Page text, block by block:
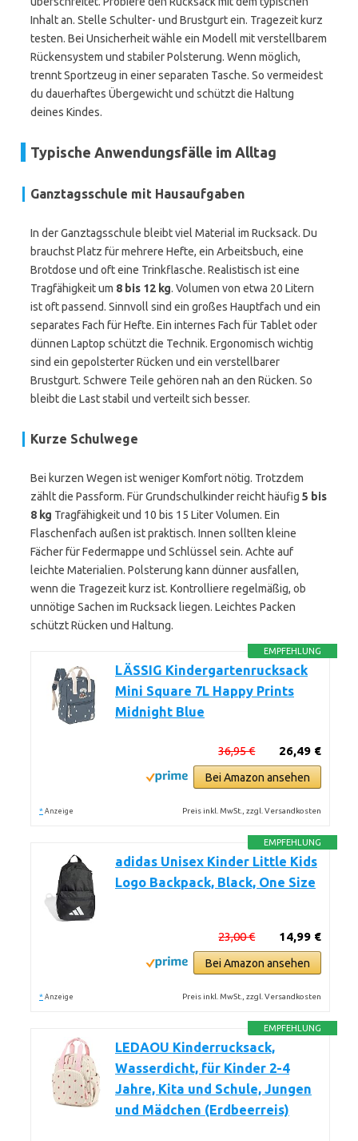
Inhalt an. Stelle Schulter- und Brustgurt ein. Tragezeit kurz
testen. Bei Unsicherheit wähle ein Modell mit verstellbarem
Rückensystem und stabiler Polsterung. Wenn möglich,
trennt Sportzeug in einer separaten Tasche. So vermeidest
du dauerhaftes Übergewicht und schützt die Haltung
deines Kindes.
Typische Anwendungsfälle im Alltag
Ganztagsschule mit Hausaufgaben
In der Ganztagsschule bleibt viel Material im Rucksack. Du
brauchst Platz für mehrere Hefte, ein Arbeitsbuch, eine
Brotdose und oft eine Trinkflasche. Realistisch ist eine
Tragfähigkeit um 8 bis 12 kg. Volumen von etwa 20 Litern
ist oft passend. Sinnvoll sind ein großes Hauptfach und ein
separates Fach für Hefte. Ein internes Fach für Tablet oder
dünnen Laptop schützt die Technik. Ergonomisch wichtig
sind ein gepolsterter Rücken und ein verstellbarer
Brustgurt. Schwere Teile gehören nah an den Rücken. So
bleibt die Last stabil und verteilt sich besser.
Kurze Schulwege
Bei kurzen Wegen ist weniger Komfort nötig. Trotzdem
zählt die Passform. Für Grundschulkinder reicht häufig 5 bis
8 kg Tragfähigkeit und 10 bis 15 Liter Volumen. Ein
Flaschenfach außen ist praktisch. Innen sollten kleine
Fächer für Federmappe und Schlüssel sein. Achte auf
leichte Materialien. Polsterung kann dünner ausfallen,
wenn die Tragezeit kurz ist. Kontrolliere regelmäßig, ob
unnötige Sachen im Rucksack liegen. Leichtes Packen
schützt Rücken und Haltung.
EMPFEHLUNG
LÄSSIG Kindergartenrucksack
Mini Square 7L Happy Prints
Midnight Blue
26,49 €
36,95 €
Bei Amazon ansehen
* Anzeige Preis inkl. MwSt., zzgl. Versandkosten
EMPFEHLUNG
adidas Unisex Kinder Little Kids
Logo Backpack, Black, One Size
14,99 €
23,00 €
Bei Amazon ansehen
* Anzeige Preis inkl. MwSt., zzgl. Versandkosten
EMPFEHLUNG
LEDAOU Kinderrucksack,
Wasserdicht, für Kinder 2-4
Jahre, Kita und Schule, Jungen
und Mädchen (Erdbeerreis)